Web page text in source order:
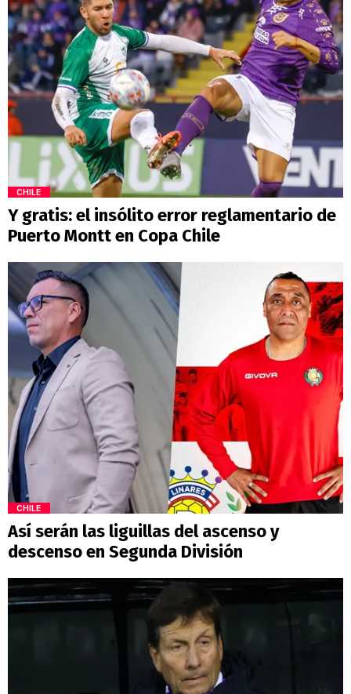
CHILE
Y gratis: el insólito error reglamentario de
Puerto Montt en Copa Chile
CHILE
Así serán las liguillas del ascenso y
descenso en Segunda División